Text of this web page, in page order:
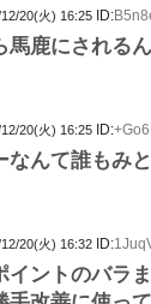
20(火) 16:25 ID:
鹿にされる
20(火) 16:25 ID:
なんて誰もみ
20(火) 16:32 ID:
イントのバラ